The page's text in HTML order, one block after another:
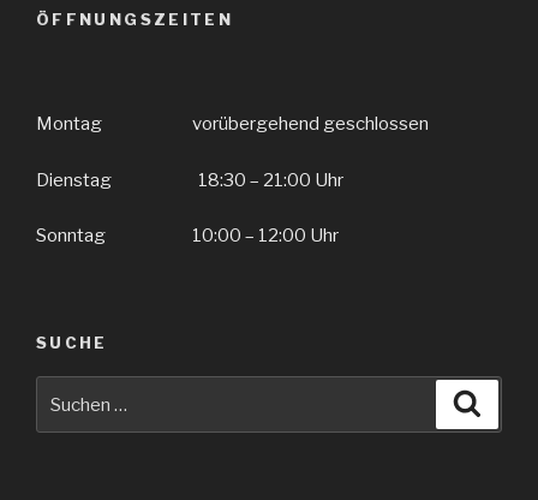
ÖFFNUNGSZEITEN
Montag vorübergehend geschlossen
Dienstag 18:30 – 21:00 Uhr
Sonntag 10:00 – 12:00 Uhr
SUCHE
nach: